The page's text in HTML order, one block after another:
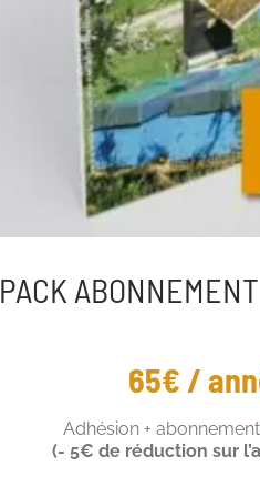
PACK
65€ /
Adhésion +
(- 5€ de réduction sur